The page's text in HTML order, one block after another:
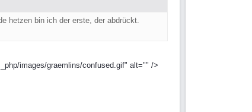
hetzen bin ich der erste, der abdrückt.
images/graemlins/confused.gif" alt="" />